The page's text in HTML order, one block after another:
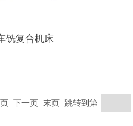
铣复合机床
下一页 末页 跳转到第